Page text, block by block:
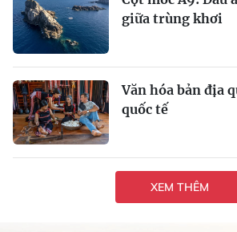
giữa trùng khơi
Văn hóa bản địa
quốc tế
XEM THÊM